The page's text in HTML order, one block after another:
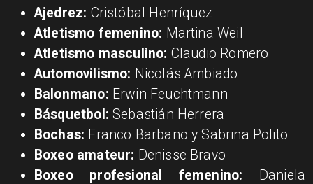
Ajedrez: Cristóbal Henríquez
Atletismo femenino: Martina Weil
Atletismo masculino: Claudio Romero
Automovilismo: Nicolás Ambiado
Balonmano: Erwin Feuchtmann
Básquetbol: Sebastián Herrera
Bochas: Franco Barbano y Sabrina Polito
Boxeo amateur: Denisse Bravo
Boxeo profesional femenino: Daniela